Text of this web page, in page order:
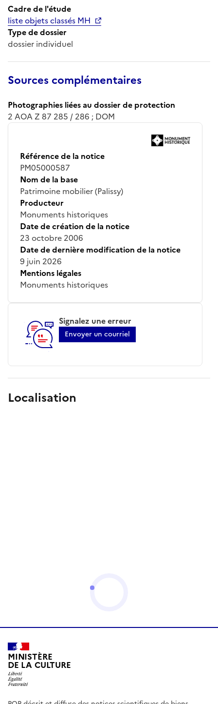
Cadre de l'étude
liste objets classés MH
Type de dossier
dossier individuel
Sources complémentaires
Photographies liées au dossier de protection
2 AOA Z 87 285 / 286 ; DOM
Référence de la notice
PM05000587
Nom de la base
Patrimoine mobilier (Palissy)
Producteur
Monuments historiques
Date de création de la notice
23 octobre 2006
Date de dernière modification de la notice
9 juin 2026
Mentions légales
Monuments historiques
Signalez une erreur
Envoyer un courriel
Localisation
MINISTÈRE
DE LA CULTURE